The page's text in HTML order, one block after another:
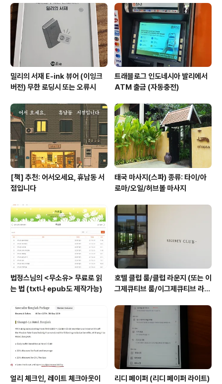
..
밀리의 서재 E-ink 뷰어 (이잉크
버전) 무한 로딩시 또는 오류시
트래블로그 인도네시아 발리에서
ATM 출금 (자동충전)
[책] 추천: 어서오세요, 휴남동 서
점입니다
태국 마사지(스파) 종류: 타이/아
로마/오일/허브볼 마사지
법정스님의 <무소유> 무료로 읽
는 법 (txt나 epub도 제작가능)
호텔 클럽 룸/클럽 라운지 (또는 이
그제큐티브 룸/이그제큐티브 라운
얼리 체크인, 레이트 체크아웃이 리디 페이퍼 (리디 페이퍼 라이트)